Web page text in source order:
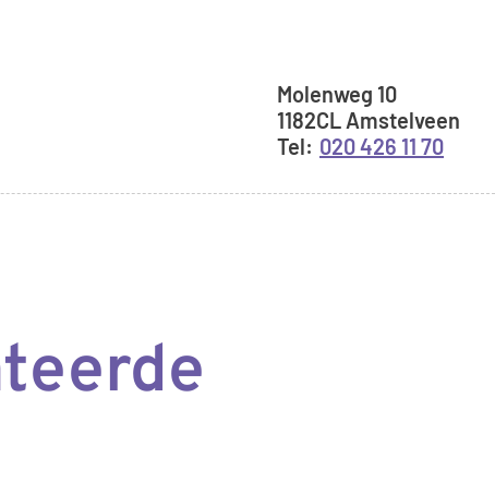
Molenweg 10
1182CL Amstelveen
020 426 11 70